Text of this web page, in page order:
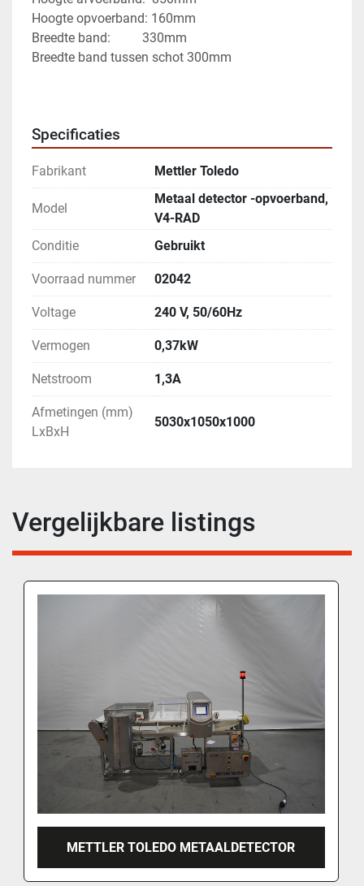
Hoogte opvoerband: 160mm
Breedte band: 		  330mm
Breedte band tussen schot 300mm
Specificaties
Fabrikant Mettler Toledo
Model
Metaal detector -opvoerband,
V4-RAD
Conditie
Gebruikt
Voorraad nummer 02042
Voltage 240 V, 50/60Hz
Vermogen 0,37kW
Netstroom 1,3A
Afmetingen (mm)
LxBxH
5030x1050x1000
Vergelijkbare listings
METTLER TOLEDO METAALDETECTOR